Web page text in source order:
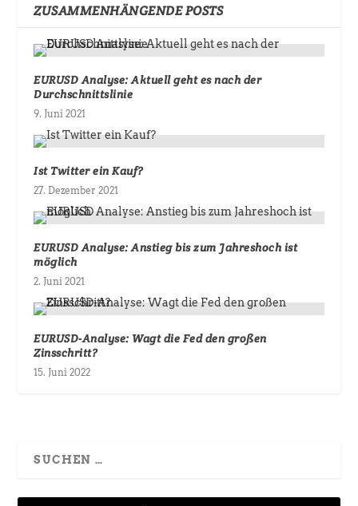
ZUSAMMENHÄNGENDE POSTS
EURUSD Analyse: Aktuell geht es nach der
Durchschnittslinie
9. Juni 2021
Ist Twitter ein Kauf?
27. Dezember 2021
EURUSD Analyse: Anstieg bis zum Jahreshoch ist
möglich
2. Juni 2021
EURUSD-Analyse: Wagt die Fed den großen
Zinsschritt?
15. Juni 2022